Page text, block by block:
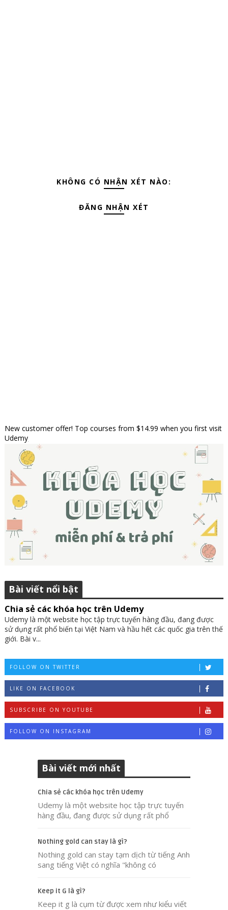
KHÔNG CÓ NHẬN XÉT NÀO:
ĐĂNG NHẬN XÉT
New customer offer! Top courses from $14.99 when you first visit
Udemy
Bài viết nổi bật
Chia sẻ các khóa học trên Udemy
Udemy là một website học tập trực tuyến hàng đầu, đang được
sử dụng rất phổ biến tại Việt Nam và hầu hết các quốc gia trên thế
giới. Bài v...
FOLLOW ON TWITTER
LIKE ON FACEBOOK
SUBSCRIBE ON YOUTUBE
FOLLOW ON INSTAGRAM
Bài viết mới nhất
Chia sẻ các khóa học trên Udemy
Udemy là một website học tập trực tuyến
hàng đầu, đang được sử dụng rất phổ
Nothing gold can stay là gì?
Nothing gold can stay tạm dịch từ tiếng Anh
sang tiếng Việt có nghĩa "không có
Keep it G là gì?
Keep it g là cụm từ được xem như kiểu viết